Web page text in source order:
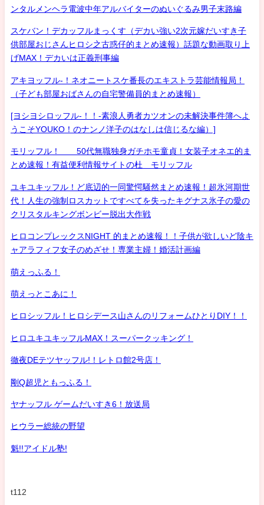
ンタルメンヘラ電波中年アルバイターのぬいぐるみ男子末路編
スケバン！デカッフルまっくす（デカい強い2次元嫁だいすき子
供部屋おじさんヒロシ之古惑仔的まとめ速報）話題な動画取り上
げMAX！デカいは正義刑事編
アキヨッフル-！ネオニートスケ番長のエキストラ芸能情報局！
（子ども部屋おばさんの自宅警備員的まとめ速報）
[ヨシヨシロッフル-！！-素浪人勇者カツオンの未解決事件簿へよ
うこそYOUKO！のナンノ洋子のはなしは信じるな編）]
モリッフル！ 50代無職独身ガチホモ童貞！女装子オネエ的ま
とめ速報！有益便利情報サイトの杜 モリッフル
ユキユキッフル！ど底辺的一同驚愕騒然まとめ速報！超氷河期世
代！人生の強制ロスカットですべてを失ったキグナス氷子の愛の
クリスタルキングボンビー脱出大作戦
ヒロコンプレックスNIGHT 的まとめ速報！！子供が欲しいど陰キ
ャアラフィフ女子のめざせ！専業主婦！婚活計画編
萌えっふる！
萌えっとこあに！
ヒロシッフル！ヒロシデース山さんのリフォームひとりDIY！！
ヒロユキユキッフルMAX！スーパークッキング！
徹夜DEテツヤッフル!！レトロ館2号店！
剛Q超児ともっふる！
ヤナッフル ゲームだいすき6！放送局
ヒウラー総統の野望
魁!!アイドル塾!
t112